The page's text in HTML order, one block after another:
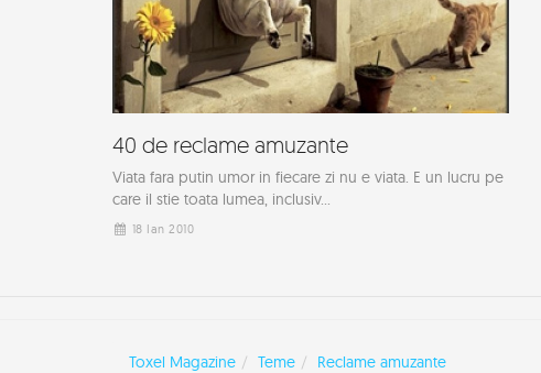
40 de reclame amuzante
Viata fara putin umor in fiecare zi nu e viata. E un lucru pe
care il stie toata lumea, inclusiv...
18 Ian 2010
Toxel Magazine Teme Reclame amuzante